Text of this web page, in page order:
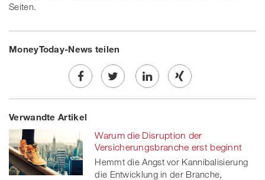
Seiten.
MoneyToday-News teilen
Share
on
Facebook
Twe
on
twitt
Share
linkedin
Share
Xing
Verwandte Artikel
Warum die Disruption der
Versicherungsbranche erst beginnt
Hemmt die Angst vor Kannibalisierung
die Entwicklung in der Branche,